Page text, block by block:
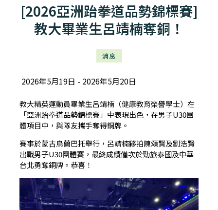
[2026亞洲跆拳道品勢錦標賽]
教大畢業生呂靖楠奪銅！
消息
2026年5月19日 2026年5月20日
教大精英運動員畢業生呂靖楠（健康教育榮譽學士）在
「亞洲跆拳道品勢錦標賽」中表現出色，在男子U30團
體項目中，與隊友攜手奪得銅牌。
賽事於蒙古烏蘭巴托舉行，呂靖楠夥拍陳頌賢及劉浩賢
出戰男子U30團體賽，最終成績僅次於勁旅泰國及中華
台北勇奪銅牌。恭喜！